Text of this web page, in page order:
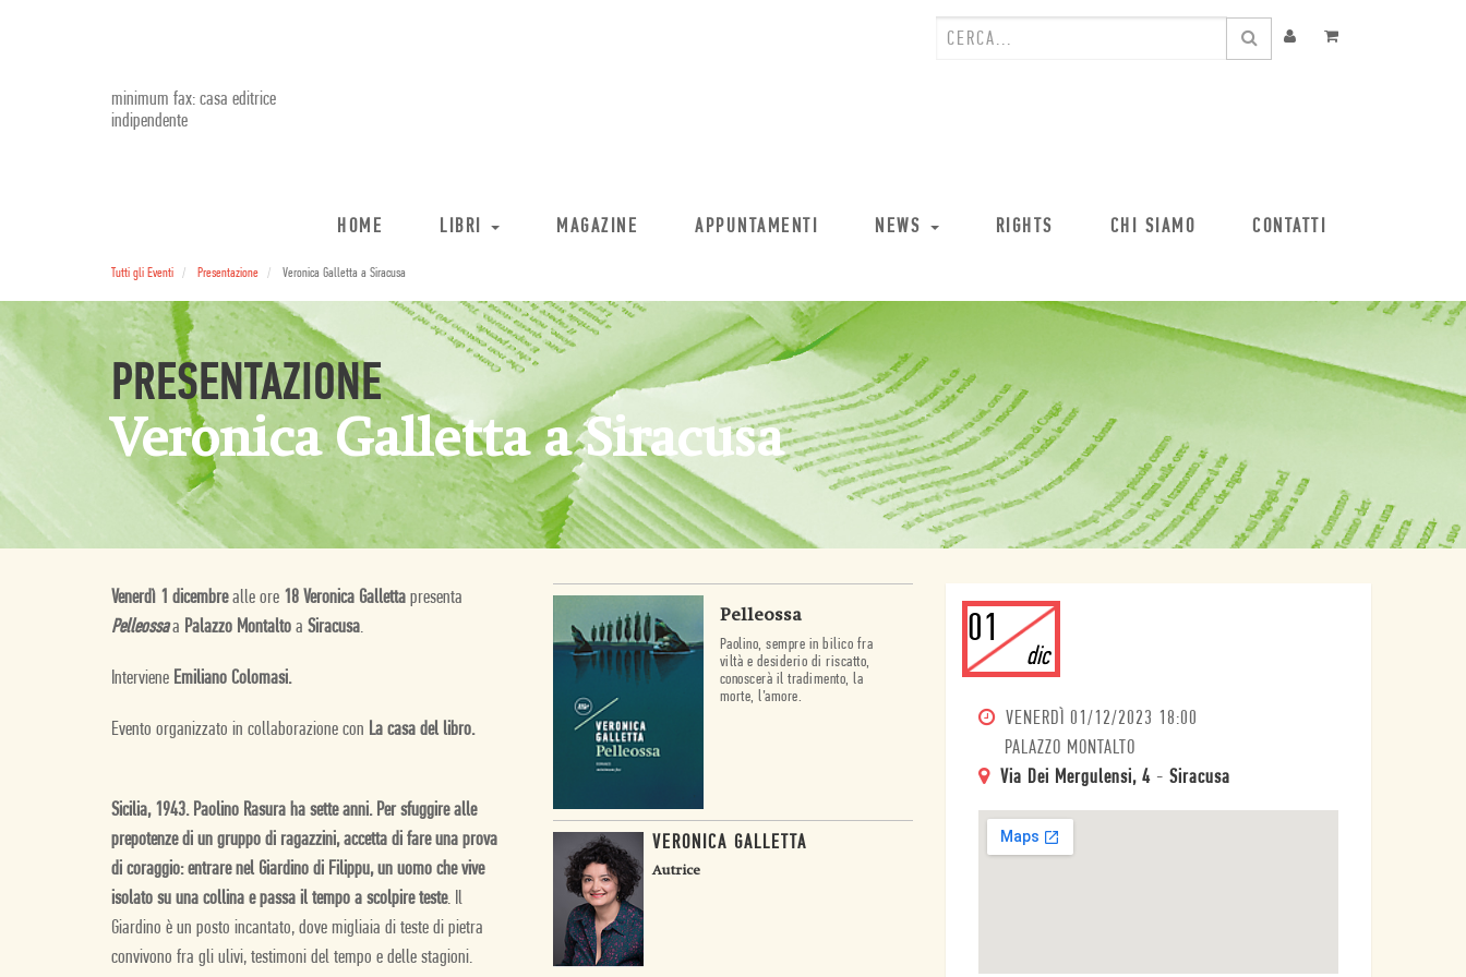
minimum fax: casa editrice
indipendente
HOME LIBRI MAGAZINE APPUNTAMENTI NEWS RIGHTS CHI SIAMO CONTATTI
Tutti gli Eventi Presentazione Veronica Galletta a Siracusa
PRESENTAZIONE
Veronica Galletta a Siracusa
Venerdì 1 dicembrealle ore 18 Veronica Galletta presenta
Pelleossaa Palazzo Montalto a Siracusa.
Interviene Emiliano Colomasi.
Evento organizzato in collaborazione con La casa del libro.
Sicilia, 1943. Paolino Rasura ha sette anni. Per sfuggire alle
prepotenze di un gruppo di ragazzini, accetta di fare una prova
di coraggio: entrare nel Giardino di Filippu, un uomo che vive
isolato su una collina e passa il tempo a scolpire teste. Il
Giardino è un posto incantato, dove migliaia di teste di pietra
convivono fra gli ulivi, testimoni del tempo e delle stagioni.
Pelleossa
Paolino, sempre in bilico fra
viltà e desiderio di riscatto,
conoscerà il tradimento, la
morte, l’amore.
VERONICA GALLETTA
Autrice
01
dic
VENERDÌ 01/12/2023 18:00
PALAZZO MONTALTO
Via Dei Mergulensi, 4 - Siracusa